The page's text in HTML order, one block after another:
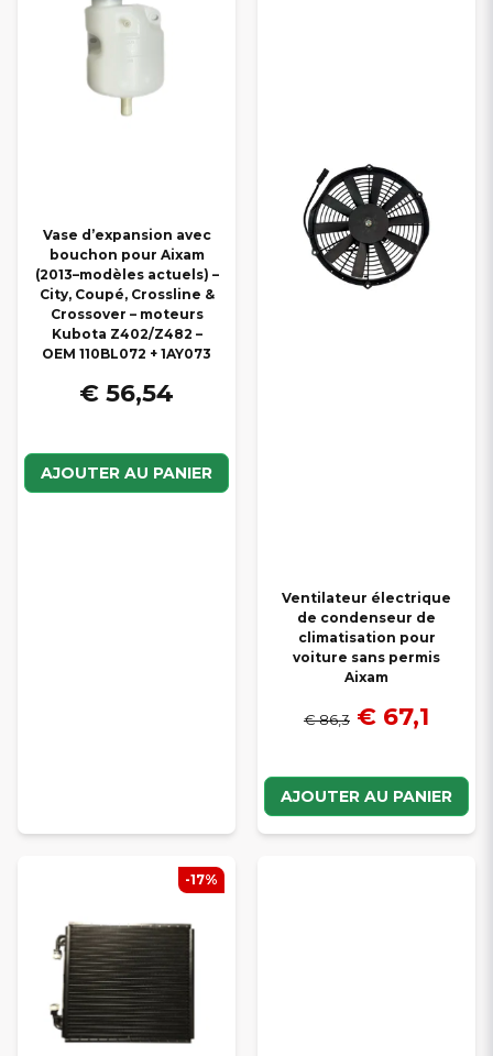
Vase d’expansion avec
bouchon pour Aixam
(2013–modèles actuels) –
City, Coupé, Crossline &
Crossover – moteurs
Kubota Z402/Z482 –
OEM 110BL072 + 1AY073
€ 56,54
AJOUTER AU PANIER
Ventilateur électrique
de condenseur de
climatisation pour
voiture sans permis
Aixam
€ 86,3 € 67,1
AJOUTER AU PANIER
-17%